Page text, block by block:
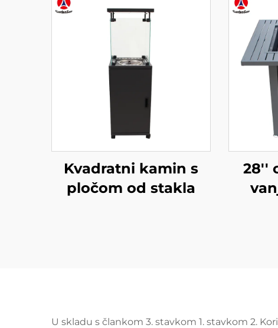
Kvadratni kamin s
pločom od stakla
28''
U skladu s člankom 3. stavkom 1. stavkom 2.